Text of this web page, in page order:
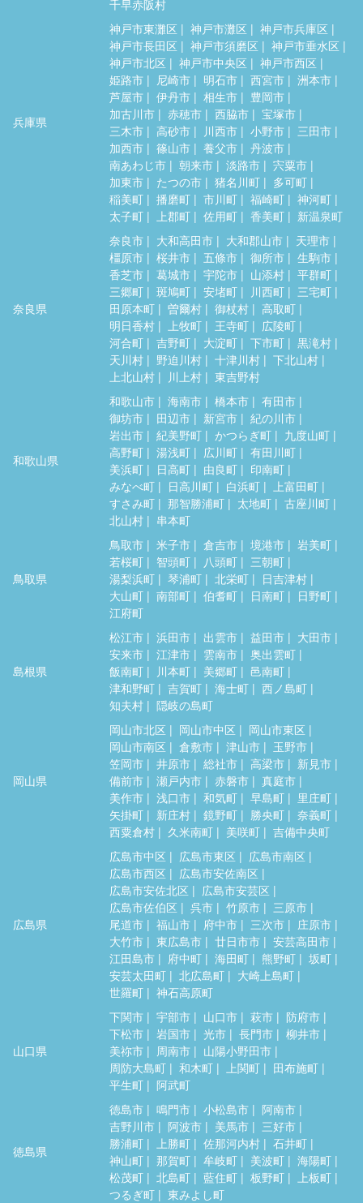
千早赤阪村
兵庫県
神戸市東灘区 神戸市灘区
神戸市兵庫区
神戸市長田区
神戸市須磨区
神戸市垂水区
神戸市北区
神戸市中央区
神戸市西区
姫路市
尼崎市 明石市 西宮市
洲本市
芦屋市
伊丹市 相生市
豊岡市
加古川市
赤穂市 西脇市
宝塚市
三木市
高砂市 川西市 小野市
三田市
加西市
篠山市 養父市
丹波市
南あわじ市
朝来市 淡路市
宍粟市
加東市
たつの市 猪名川町
多可町
稲美町
播磨町 市川町 福崎町
神河町
太子町
上郡町 佐用町 香美町 新温泉町
奈良県
奈良市 大和高田市 大和郡山市
天理市
橿原市
桜井市 五條市 御所市
生駒市
香芝市
葛城市 宇陀市 山添村
平群町
三郷町
斑鳩町 安堵町 川西町
三宅町
田原本町
曽爾村 御杖村
高取町
明日香村
上牧町 王寺町
広陵町
河合町
吉野町 大淀町 下市町
黒滝村
天川村
野迫川村 十津川村
下北山村
上北山村
川上村 東吉野村
和歌山県
和歌山市 海南市 橋本市
有田市
御坊市
田辺市 新宮市
紀の川市
岩出市
紀美野町 かつらぎ町
九度山町
高野町
湯浅町 広川町
有田川町
美浜町
日高町 由良町
印南町
みなべ町
日高川町 白浜町
上富田町
すさみ町
那智勝浦町 太地町
古座川町
北山村
串本町
鳥取県
鳥取市 米子市 倉吉市 境港市
岩美町
若桜町
智頭町 八頭町
三朝町
湯梨浜町
琴浦町 北栄町
日吉津村
大山町
南部町 伯耆町 日南町
日野町
江府町
島根県
松江市 浜田市 出雲市 益田市
大田市
安来市
江津市 雲南市
奥出雲町
飯南町
川本町 美郷町
邑南町
津和野町
吉賀町 海士町
西ノ島町
知夫村
隠岐の島町
岡山県
岡山市北区 岡山市中区
岡山市東区
岡山市南区
倉敷市 津山市
玉野市
笠岡市
井原市 総社市 高梁市
新見市
備前市
瀬戸内市 赤磐市
真庭市
美作市
浅口市 和気町 早島町
里庄町
矢掛町
新庄村 鏡野町 勝央町
奈義町
西粟倉村
久米南町 美咲町 吉備中央町
広島県
広島市中区 広島市東区
広島市南区
広島市西区
広島市安佐南区
広島市安佐北区
広島市安芸区
広島市佐伯区
呉市 竹原市
三原市
尾道市
福山市 府中市 三次市
庄原市
大竹市
東広島市 廿日市市
安芸高田市
江田島市
府中町 海田町 熊野町
坂町
安芸太田町
北広島町
大崎上島町
世羅町
神石高原町
山口県
下関市 宇部市 山口市 萩市
防府市
下松市
岩国市 光市 長門市
柳井市
美祢市
周南市
山陽小野田市
周防大島町
和木町 上関町
田布施町
平生町
阿武町
徳島県
徳島市 鳴門市 小松島市
阿南市
吉野川市
阿波市 美馬市
三好市
勝浦町
上勝町 佐那河内村
石井町
神山町
那賀町 牟岐町 美波町
海陽町
松茂町
北島町 藍住町 板野町
上板町
つるぎ町
東みよし町